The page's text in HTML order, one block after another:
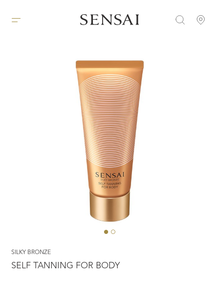
SILKY BRONZE
SELF TANNING FOR BODY